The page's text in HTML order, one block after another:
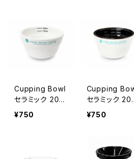
グスプーンご購
入者様限定！SN
OW BEANS C
OFFEE ロゴ入
レゼント
スプーンご購入
者様限定！SNO
W BEANS
FEE ロゴ入りオ
ント
Cupping Bowl
セラミック 200
ml W97mm✕H
¥750
Cupping
セラミック
ml W97mm✕H
ワイト✕黒茶
¥750